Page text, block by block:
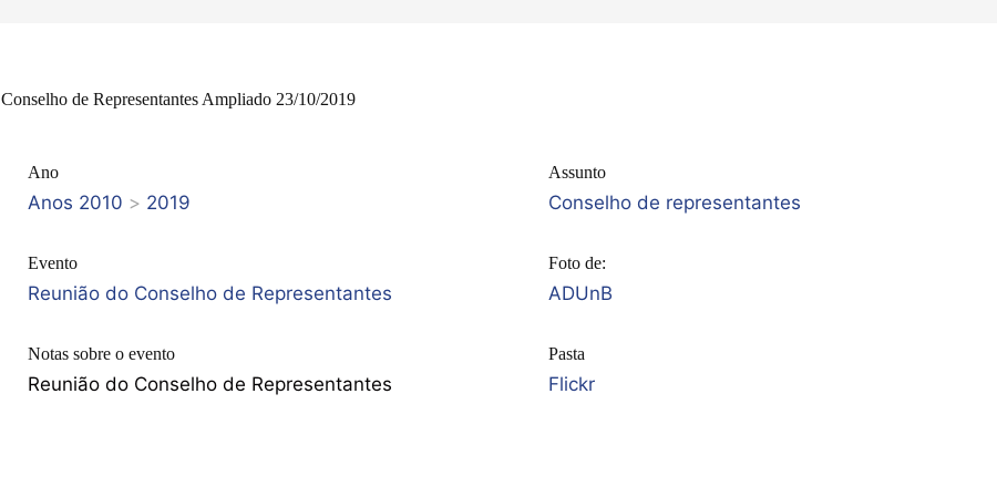
Conselho de Representantes Ampliado 23/10/2019
Ano
Anos 2010 > 2019
Evento
Reunião do Conselho de Representantes
Notas sobre o evento
Reunião do Conselho de Representantes
Assunto
Conselho de representantes
Foto de:
ADUnB
Pasta
Flickr